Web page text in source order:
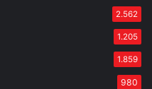
2.562
1.205
1.859
980